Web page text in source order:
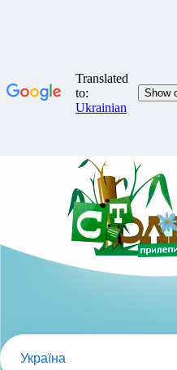
Україна